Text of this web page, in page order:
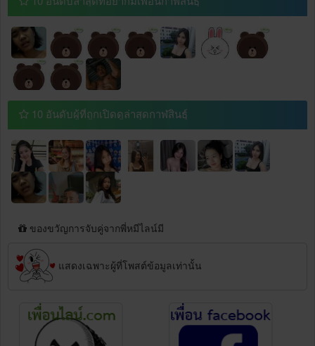
10 อันดับผู้ที่ถูกเปิดดูล่าสุดกาฬสินธุ์
ของขวัญการจับคู่จากพี่หมีไลน์มี
แสดงเฉพาะผู้ที่โพสต์ข้อมูลเท่านั้น